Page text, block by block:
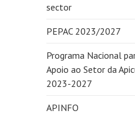
sector
PEPAC 2023/2027
Programa Nacional
Apoio ao Setor da
2023-2027
APINFO